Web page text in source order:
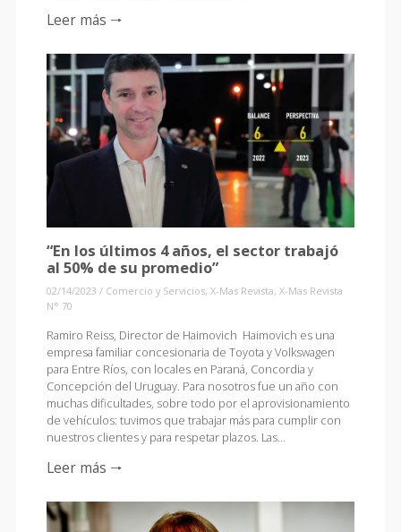
Leer más 🠒
“En los últimos 4 años, el sector trabajó
al 50% de su promedio”
02/14/2023 / Comercio y Servicios, X-Mas Revista, X-Mas Revista
N° 70
Ramiro Reiss, Director de Haimovich Haimovich es una
empresa familiar concesionaria de Toyota y Volkswagen
para Entre Ríos, con locales en Paraná, Concordia y
Concepción del Uruguay. Para nosotros fue un año con
muchas dificultades, sobre todo por el aprovisionamiento
de vehículos: tuvimos que trabajar más para cumplir con
nuestros clientes y para respetar plazos. Las…
Leer más 🠒